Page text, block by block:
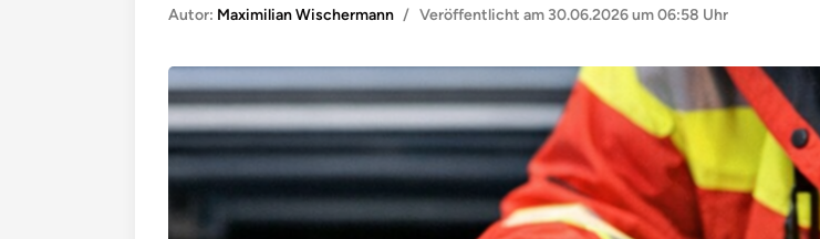
Autor: Maximilian Wischermann / Veröffentlicht am 30.06.2026 um 06:58 Uhr